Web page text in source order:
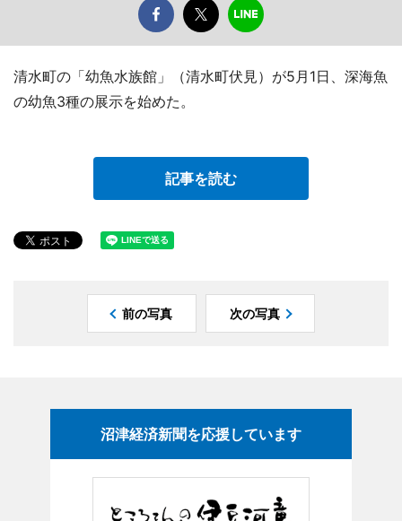
清水町の「幼魚水族館」（清水町伏見）が5月1日、深海魚
の幼魚3種の展示を始めた。
記事を読む
前の写真 次の写真
沼津経済新聞を応援しています